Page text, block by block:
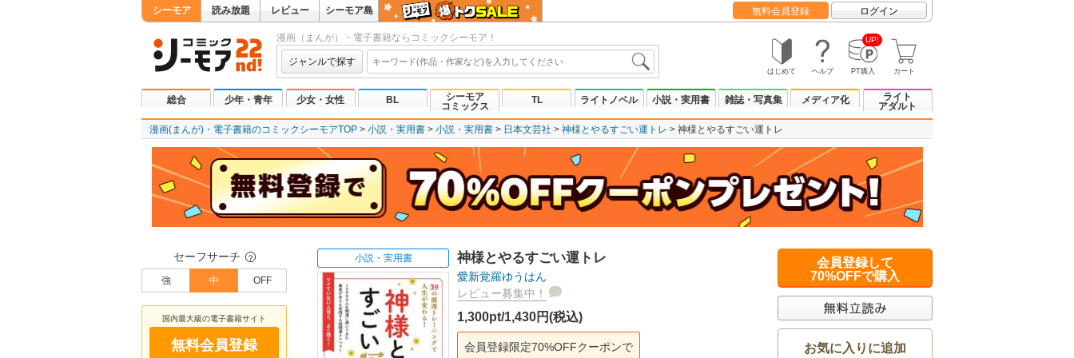
シーモア 読み放題 レビュー シーモア島 無料会員登録 ログイン
漫画（まんが）・電子書籍ならコミックシーモア！
ジャンルで探す
はじめて ヘルプ
UP!
PT購入 カート
総合 少年・青年 少女・女性 BL
シーモア
コミックス
TL ライトノベル 小説・実用書 雑誌・写真集 メディア化
ライト
アダルト
漫画(まんが)・電子書籍のコミックシーモアTOP 小説・実用書 小説・実用書 日本文芸社 神様とやるすごい運トレ 神様とやるすごい運トレ
セーフサーチ ？
強 中 OFF
国内最大級の電子書籍サイト
無料会員登録
小説・実用書 神様とやるすごい運トレ
愛新覚羅ゆうはん
レビュー募集中！
1,300pt/1,430円(税込)
会員登録限定70%OFFクーポンで
会員登録して
70%OFFで購入
お気に入りに追加